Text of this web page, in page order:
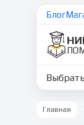
Блог
Главная